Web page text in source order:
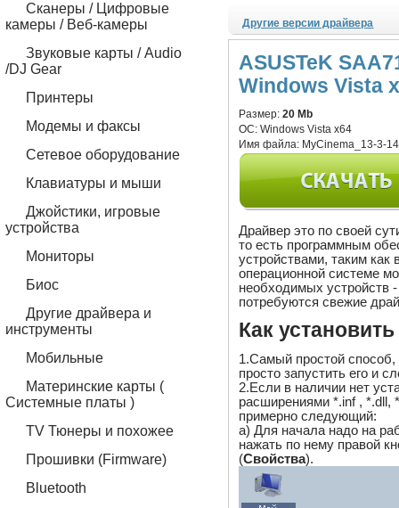
Сканеры / Цифровые
камеры / Веб-камеры
Звуковые карты / Audio
/DJ Gear
Принтеры
Модемы и факсы
Сетевое оборудование
Клавиатуры и мыши
Джойстики, игровые
устройства
Мониторы
Биос
Другие драйвера и
инструменты
Мобильные
Материнские карты (
Системные платы )
TV Тюнеры и похожее
Прошивки (Firmware)
Bluetooth
Другие версии драйвера
ASUSTeK
Windows Vista
Размер:20 Mb
ОС:Windows Vista x64
Имя файла: MyCinema_13-3-
Драйвер это по своей
то есть программным
устройствами, таким
операционной системе
необходимых устройств
потребуются свежие
Как
1.Самый простой
просто запустить его и
2.Если в наличии нет
расширениями *.inf , *.dll,
примерно следующий:
a) Для начала надо на
нажать по нему правой
(Свойства).